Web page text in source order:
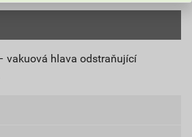
vakuová hlava odstraňující